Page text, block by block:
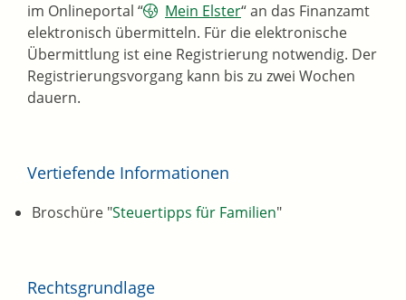
im Onlineportal “ Mein Elster“ an das Finanzamt
elektronisch übermitteln. Für die elektronische
Übermittlung ist eine Registrierung notwendig. Der
Registrierungsvorgang kann bis zu zwei Wochen
dauern.
Vertiefende Informationen
Broschüre "Steuertipps für Familien"
Rechtsgrundlage